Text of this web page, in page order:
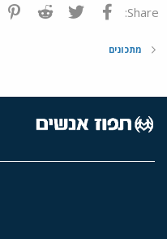
Share: פייסבוק Twitter
Reddit
מתכונים